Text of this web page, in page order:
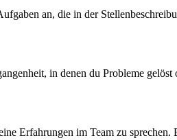
an, die in der
in denen du Probleme
Erfahrungen im Team zu